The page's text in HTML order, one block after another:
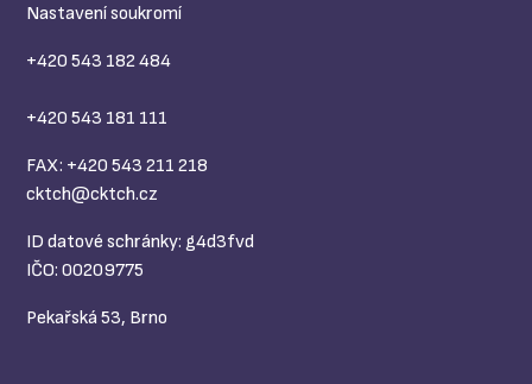
Nastavení soukromí
+420 543 182 484
+420 543 181 111
FAX: +420 543 211 218
cktch@cktch.cz
ID datové schránky: g4d3fvd
IČO: 00209775
Pekařská 53, Brno